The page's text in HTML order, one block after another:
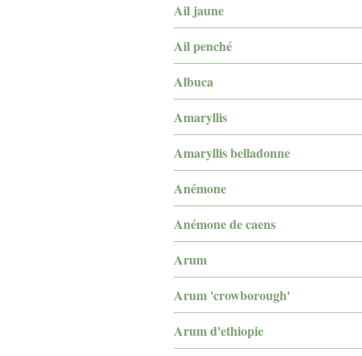
Ail jaune
Ail penché
Albuca
Amaryllis
Amaryllis belladonne
Anémone
Anémone de caens
Arum
Arum 'crowborough'
Arum d'ethiopie